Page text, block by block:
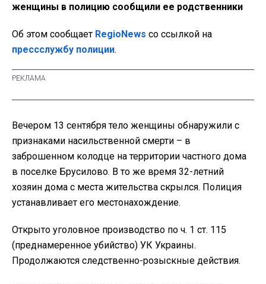
женщины в полицию сообщили ее родственники
Об этом сообщает RegioNews со ссылкой на
прессслужбу полиции.
Вечером 13 сентября тело женщины обнаружили с
признаками насильственной смерти – в
заброшенном колодце на территории частного дома
в поселке Брусилово. В то же время 32-летний
хозяин дома с места жительства скрылся. Полиция
устанавливает его местонахождение.
Открыто уголовное производство по ч. 1 ст. 115
(преднамеренное убийство) УК Украины.
Продолжаются следственно-розыскные действия.